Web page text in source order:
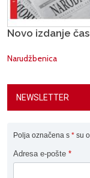
Novo izdanje
Narudžbenica
NEWSLETTER
Polja označena s * su
Adresa e-pošte *